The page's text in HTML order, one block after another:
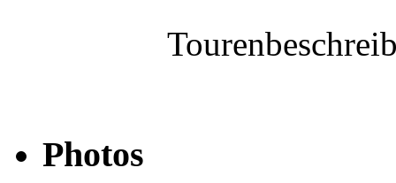
Photos